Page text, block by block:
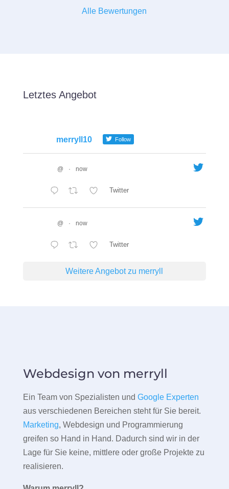
Alle Bewertungen
Letztes Angebot
merryll10 Follow
@ · now
Twitter
@ · now
Twitter
Weitere Angebot zu merryll
Webdesign von merryll
Ein Team von Spezialisten und Google Experten
aus verschiedenen Bereichen steht für Sie bereit.
Marketing, Webdesign und Programmierung
greifen so Hand in Hand. Dadurch sind wir in der
Lage für Sie keine, mittlere oder große Projekte zu
realisieren.